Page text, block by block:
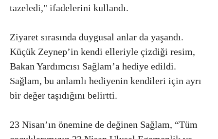
tazeledi," ifadelerini kullandı.
Ziyaret sırasında duygusal anlar da yaşandı.
Küçük Zeynep’in kendi elleriyle çizdiği resim,
Bakan Yardımcısı Sağlam’a hediye edildi.
Sağlam, bu anlamlı hediyenin kendileri için ayrı
bir değer taşıdığını belirtti.
23 Nisan’ın önemine de değinen Sağlam, “Tüm